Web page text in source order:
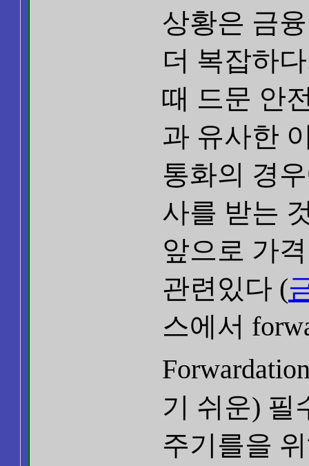
상황은 금
더 복잡하
때 드문 안
과 유사한
통화의 경
사를 받는
앞으로 가
관련있다 (
스에서
기 쉬운) 필
주기를을